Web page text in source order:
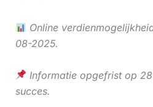
Online
08-2025.
Informatie opgefrist op
succes.